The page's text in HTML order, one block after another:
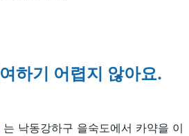
하기 어렵지 않아요.
는 낙동강하구 을숙도에서 카약을 이